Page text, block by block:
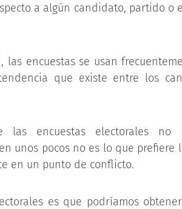
a algún candidato, partido o
las encuestas se usan
que existe entre los
las encuestas electorales no
unos pocos no es lo que prefiere
en un punto de conflicto.
es que podríamos